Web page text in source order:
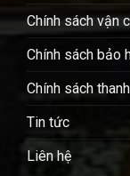
Chính sách vận
Chính sách bảo
Chính sách
Tin tức
Liên hệ